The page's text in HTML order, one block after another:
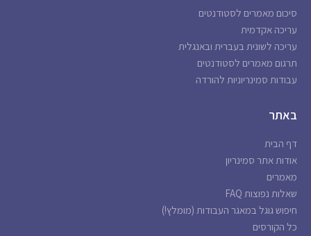
סיכום מאמרים לסטודנטים
עריכה אקדמית
עריכה לשונית בעברית ובאנגלית
תרגום מאמרים לסטודנטים
עבודות סמינריוניות להורדה
באתר
דף הבית
אודות אתר סמינריון
מאמרים
שאלות נפוצות FAQ
חיפוש גוגל במאגר העבודות (מומלץ!)
כל הקורסים